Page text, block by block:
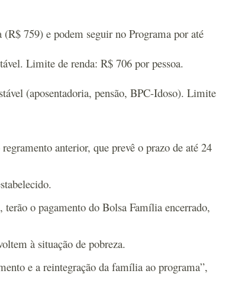
759) e podem seguir no Programa por até
Limite de renda: R$ 706 por pessoa.
(aposentadoria, pensão, BPC-Idoso). Limite
anterior, que prevê o prazo de até 24
terão o pagamento do Bolsa Família encerrado,
à situação de pobreza.
e a reintegração da família ao programa”,